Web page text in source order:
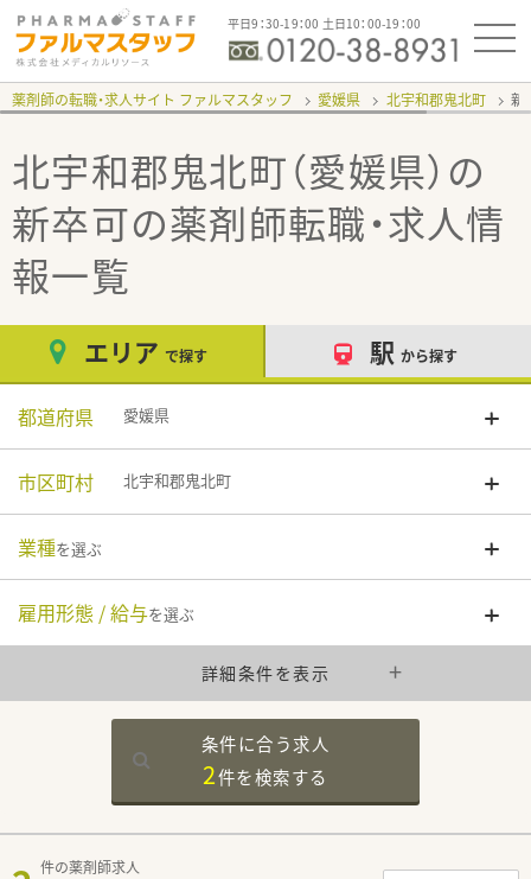
平日9：30-19：00 土日10：00-19：00
薬剤師の転職・求人サイト ファルマスタッフ 愛媛県 北宇和郡鬼北町 新
北宇和郡鬼北町（愛媛県）の
新卒可の薬剤師転職・求人情
報一覧
エリア で探す 駅 から探す
都道府県 愛媛県
市区町村 北宇和郡鬼北町
業種を選ぶ
雇用形態 / 給与を選ぶ
詳細条件を表示
条件に合う求人
2件を検索する
件の薬剤師求人